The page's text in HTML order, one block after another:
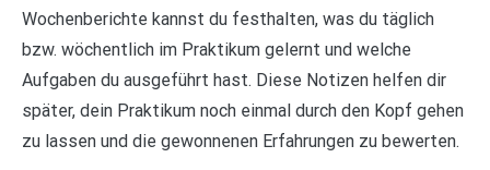
Wochenberichte kannst du festhalten, was du täglich
bzw. wöchentlich im Praktikum gelernt und welche
Aufgaben du ausgeführt hast. Diese Notizen helfen dir
später, dein Praktikum noch einmal durch den Kopf gehen
zu lassen und die gewonnenen Erfahrungen zu bewerten.